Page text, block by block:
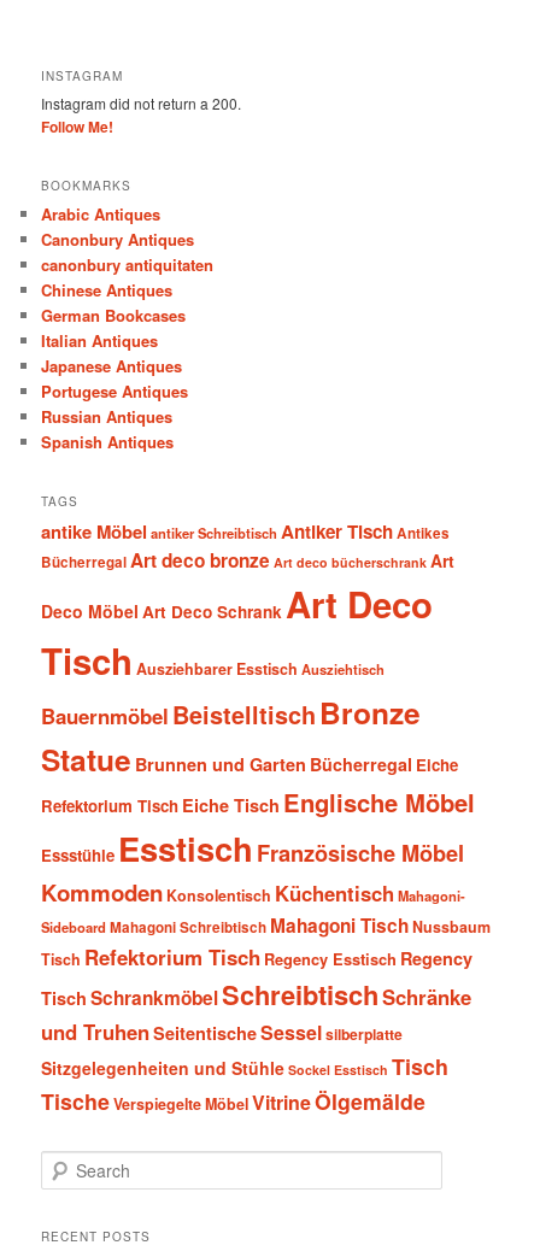
INSTAGRAM
Instagram did not return a 200.
Follow Me!
BOOKMARKS
Arabic Antiques
Canonbury Antiques
canonbury antiquitaten
Chinese Antiques
German Bookcases
Italian Antiques
Japanese Antiques
Portugese Antiques
Russian Antiques
Spanish Antiques
TAGS
antike Möbel antiker Schreibtisch Antiker TischAntikes
BücherregalArt deco bronze Art deco bücherschrank Art
Deco Möbel Art Deco Schrank Art Deco
Tisch Ausziehbarer Esstisch Ausziehtisch
Bauernmöbel Beistelltisch Bronze
Statue Brunnen und Garten Bücherregal Eiche
Refektorium Tisch Eiche Tisch Englische Möbel
Essstühle Esstisch Französische Möbel
Kommoden Konsolentisch Küchentisch Mahagoni-
SideboardMahagoni Schreibtisch Mahagoni TischNussbaum
Tisch Refektorium Tisch Regency Esstisch Regency
Tisch SchrankmöbelSchreibtischSchränke
und TruhenSeitentischeSesselsilberplatte
Sitzgelegenheiten und Stühle Sockel Esstisch Tisch
TischeVerspiegelte MöbelVitrineÖlgemälde
e
rRECENT POSTS